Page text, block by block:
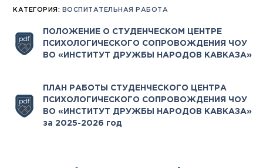
КАТЕГОРИЯ: ВОСПИТАТЕЛЬНАЯ РАБОТА
ПОЛОЖЕНИЕ О СТУДЕНЧЕСКОМ ЦЕНТРЕ
ПСИХОЛОГИЧЕСКОГО СОПРОВОЖДЕНИЯ ЧОУ
ВО «ИНСТИТУТ ДРУЖБЫ НАРОДОВ КАВКАЗА»
ПЛАН РАБОТЫ СТУДЕНЧЕСКОГО ЦЕНТРА
ПСИХОЛОГИЧЕСКОГО СОПРОВОЖДЕНИЯ ЧОУ
ВО «ИНСТИТУТ ДРУЖБЫ НАРОДОВ КАВКАЗА»
за 2025-2026 год